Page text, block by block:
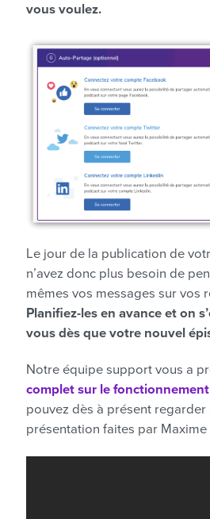
vous voulez.
Le jour de la publication de
n’avez donc plus besoin de
mêmes vos messages sur vos
Planifiez-les en avance et on
vous dès que votre nouvel
Notre équipe support vous a
complet sur le
pouvez dès à présent
présentation faites par